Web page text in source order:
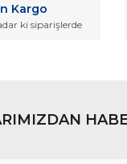
bozuk veya
Kargo
ki siparişlerde